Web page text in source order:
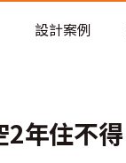
設計案例
2年住不得